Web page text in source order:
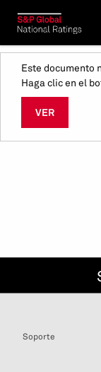
Este documento
Haga clic en el
VER
Soporte